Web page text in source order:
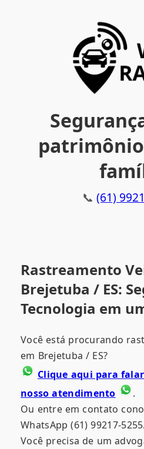
📞 (61)
Rastreamento
Brejetuba / ES:
Tecnologia em
Você está procurando
em Brejetuba / ES?
Clique aqui para
nosso atendimento
.
Ou entre em contato
WhatsApp (61) 99217-5255.
Você precisa de um